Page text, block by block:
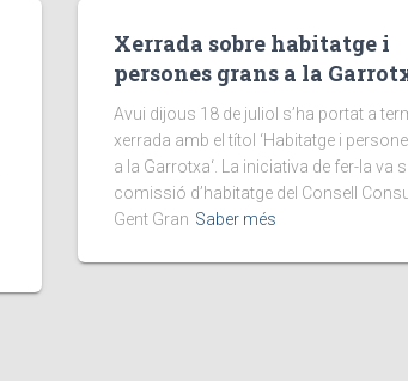
Xerrada sobre habitatge i
persones grans a la
Avui dijous 18 de juliol s’ha portat a
xerrada amb el títol ‘Habitatge i
a la Garrotxa‘. La iniciativa de fer-la va
comissió d’habitatge del Consell
Gent Gran Saber més